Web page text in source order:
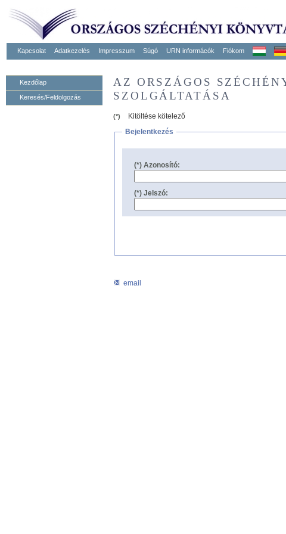
Kapcsolat Adatkezelés Impresszum Súgó URN informácók Fiókom
Kezdőlap
Keresés/Feldolgozás
AZ ORSZÁGOS
SZOLGÁLTATÁSA
(*)
Kitöltése kötelező
Bejelentkezés
(*) Azonosító:
(*) Jelszó:
email